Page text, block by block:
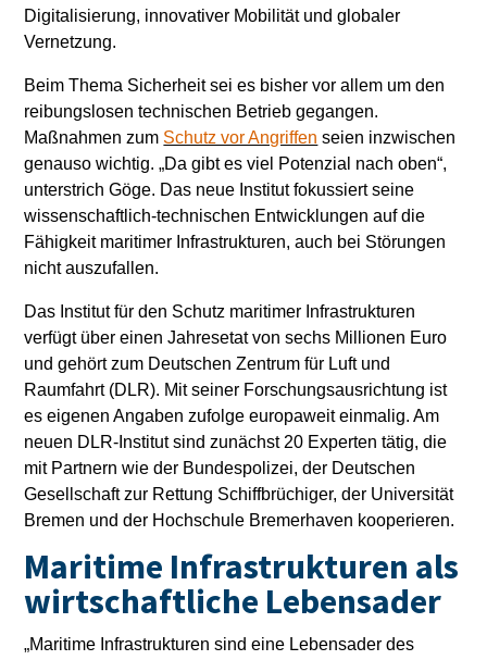
Digitalisierung, innovativer Mobilität und globaler
Vernetzung.
Beim Thema Sicherheit sei es bisher vor allem um den
reibungslosen technischen Betrieb gegangen.
Maßnahmen zum Schutz vor Angriffen seien inzwischen
genauso wichtig. „Da gibt es viel Potenzial nach oben“,
unterstrich Göge. Das neue Institut fokussiert seine
wissenschaftlich-technischen Entwicklungen auf die
Fähigkeit maritimer Infrastrukturen, auch bei Störungen
nicht auszufallen.
Das Institut für den Schutz maritimer Infrastrukturen
verfügt über einen Jahresetat von sechs Millionen Euro
und gehört zum Deutschen Zentrum für Luft und
Raumfahrt (DLR). Mit seiner Forschungsausrichtung ist
es eigenen Angaben zufolge europaweit einmalig. Am
neuen DLR-Institut sind zunächst 20 Experten tätig, die
mit Partnern wie der Bundespolizei, der Deutschen
Gesellschaft zur Rettung Schiffbrüchiger, der Universität
Bremen und der Hochschule Bremerhaven kooperieren.
Maritime Infrastrukturen als
wirtschaftliche Lebensader
„Maritime Infrastrukturen sind eine Lebensader des